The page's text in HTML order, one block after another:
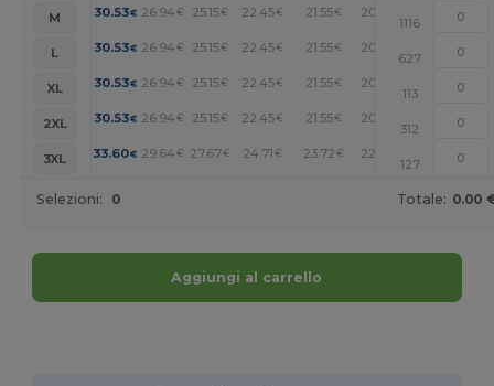
M
30.53€ 26.94 € 25.15€ 22.45€ 21.55€ 20.65
1116
L
30.53€ 26.94 € 25.15€ 22.45€ 21.55€ 20.65 +
627
XL
30.53€ 26.94 € 25.15€ 22.45€ 21.55€ 20.65
113
2XL
30.53€ 26.94 € 25.15€ 22.45€ 21.55€ 20.65
312
3XL
33.60€ 29.64 € 27.67€ 24.71 € 23.72 € 22.72 +
127
Selezioni: 0 Totale: 0.00
Aggiungi al carrello